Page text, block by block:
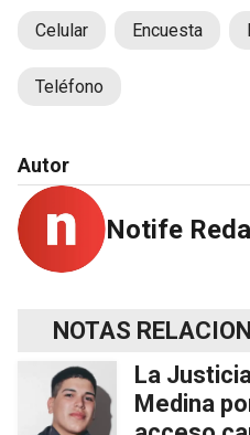
Celular Encuesta
Teléfono
Autor
Notife
NOTAS
La
Medina